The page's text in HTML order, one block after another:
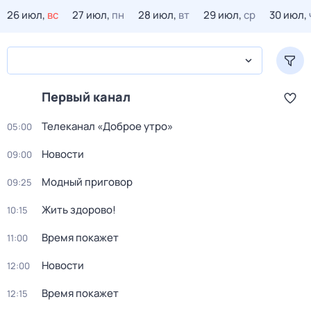
26 июл, вс 27 июл, пн 28 июл, вт 29 июл,ср 30 июл,
Первый канал
05:00 Телеканал «Доброе утро»
09:00 Новости
09:25 Модный приговор
10:15 Жить здорово!
11:00 Время покажет
12:00 Новости
12:15 Время покажет